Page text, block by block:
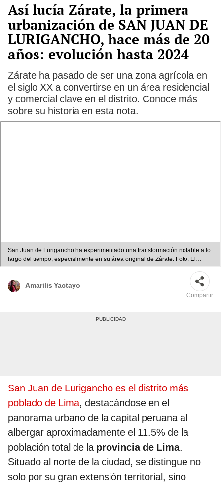
Así lucía Zárate, la primera
urbanización de SAN JUAN DE
LURIGANCHO, hace más de 20
años: evolución hasta 2024
Zárate ha pasado de ser una zona agrícola en
el siglo XX a convertirse en un área residencial
y comercial clave en el distrito. Conoce más
sobre su historia en esta nota.
San Juan de Lurigancho ha experimentado una transformación notable a lo
largo del tiempo, especialmente en su área original de Zárate. Foto: El
Peruano / Facebook.
Amarilis Yactayo
Compartir
San Juan de Lurigancho es el distrito más
poblado de Lima, destacándose en el
panorama urbano de la capital peruana al
albergar aproximadamente el 11.5% de la
población total de la provincia de Lima.
Situado al norte de la ciudad, se distingue no
solo por su gran extensión territorial, sino